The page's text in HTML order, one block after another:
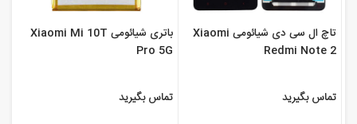
تاچ ال سی دی شیائومی Xiaomi
Redmi Note 2
تماس بگیرید
باتری شیائومی Xiaomi Mi 10T
Pro 5G
تماس بگیرید